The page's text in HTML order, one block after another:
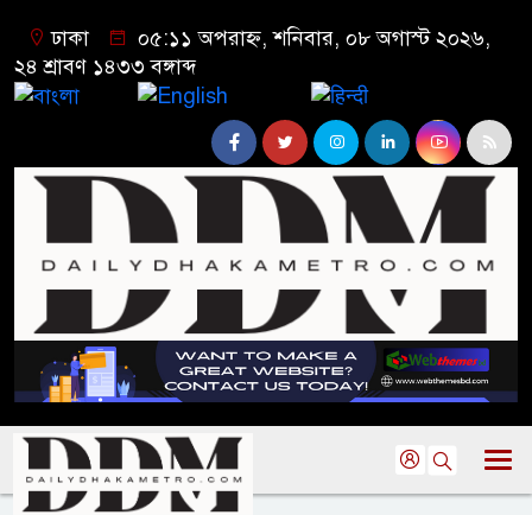
ঢাকা
০৫:১১ অপরাহ্ন, শনিবার, ০৮ অগাস্ট ২০২৬,
২৪ শ্রাবণ ১৪৩৩ বঙ্গাব্দ